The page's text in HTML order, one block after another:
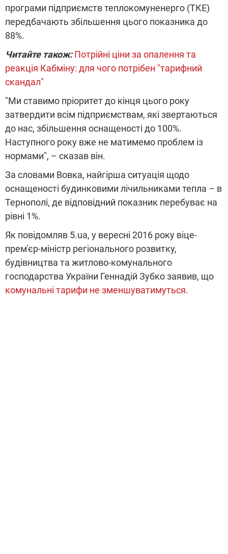
програми підприємств теплокомуненерго (ТКЕ)
передбачають збільшення цього показника до
88%.
Читайте також:Потрійні ціни за опалення та
реакція Кабміну: для чого потрібен "тарифний
скандал"
"Ми ставимо пріоритет до кінця цього року
затвердити всім підприємствам, які звертаються
до нас, збільшення оснащеності до 100%.
Наступного року вже не матимемо проблем із
нормами", – сказав він.
За словами Вовка, найгірша ситуація щодо
оснащеності будинковими лічильниками тепла – в
Тернополі, де відповідний показник перебуває на
рівні 1%.
Як повідомляв 5.ua, у вересні 2016 року віце-
прем'єр-міністр регіонального розвитку,
будівництва та житлово-комунального
господарства України Геннадій Зубко заявив, що
комунальні тарифи не зменшуватимуться.